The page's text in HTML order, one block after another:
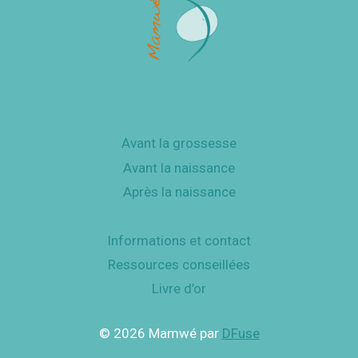
Avant la grossesse
Avant la naissance
Après la naissance
Informations et contact
Ressources conseillées
Livre d’or
© 2026 Mamwé par DFuse